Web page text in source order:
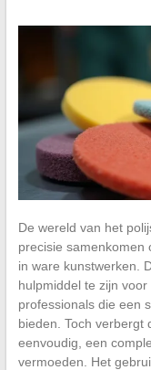
De wereld van het
precisie samenkomen
in ware kunstwerken.
hulpmiddel te zijn
professionals die een
bieden. Toch verbergt
eenvoudig, een
vermoeden. Het